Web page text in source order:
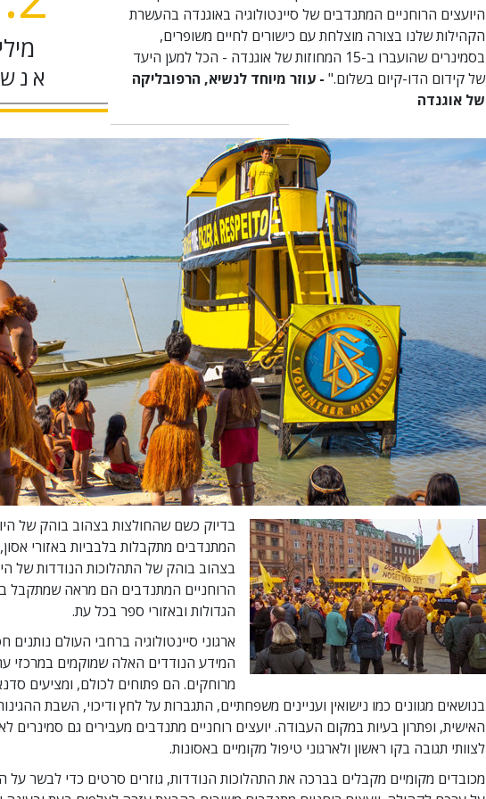
היועצים הרוחניים המתנדבים של סיינטולוגיה באוגנדה בהעשרת
הקהילות שלנו בצורה מוצלחת עם כישורים לחיים משופרים,
בסמינרים שהועברו ב-15 המחוזות של אוגנדה - הכל למען היעד
של קידום הדו-קיום בשלום." - עוזר מיוחד לנשיא, הרפובליקה
של אוגנדה
בדיוק כשם שהחולצות בצהוב בוהק של
המתנדבים מתקבלות בלבביות באזורי
בצהוב בוהק של התהלוכות הנודדות של
הרוחניים המתנדבים הם מראה שמתקבל
הגדולות ובאזורי ספר בכל עת.
ארגוני סיינטולוגיה ברחבי העולם נותנים
המידע הנודדים האלה שמוקמים במרכזי
מרוחקים. הם פתוחים לכולם, ומציעים
בנושאים מגוונים כמו נישואין ועניינים משפחתיים, התגברות על לחץ ודיכוי, השבת
האישית, ופתרון בעיות במקום העבודה. יועצים רוחניים מתנדבים מעבירים גם סמינרים
לצוותי תגובה בקו ראשון ולארגוני טיפול מקומיים באסונות.
מכובדים מקומיים מקבלים בברכה את התהלוכות הנודדות, גוזרים סרטים כדי לבשר על